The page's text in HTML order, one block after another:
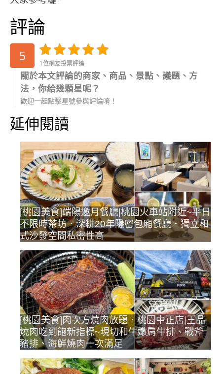
評論
5 1位網友投票評論
關於本文評論的商家、商品、景點、議題、方
法，你給幾顆星呢？
歡迎一起點擊星號參與評論唷！
延伸閱讀
[桃園美食]端陽邀月餐廳|桃園火車站附近~平日
不限時茶坊．深耕20年隱密包廂餐廳．獨立和
式沙發空間私密性高
[桃園美食]肉次方燒肉放題．桃園中正店|王品
燒肉吃到飽新指標~現切和牛嫩肩牛排、戰斧
豬排、海鮮燒肉一次滿足